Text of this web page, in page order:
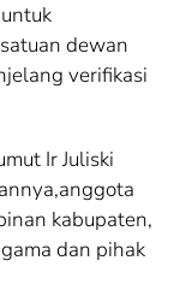
dewan
verifikasi
Ir Juliski
kabupaten,
dan pihak